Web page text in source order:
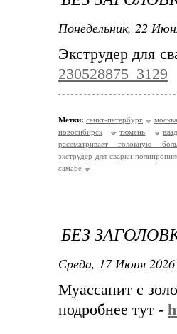
Понедельник, 22
Экструдер для
230528875_3129
Метки: санкт-петербург
москва
новосибирск
тюмень
рассматривает головную боль
экструдер для сварки
самаре
БЕЗ
Среда, 17 Июня
Муассанит с
подробнее тут -